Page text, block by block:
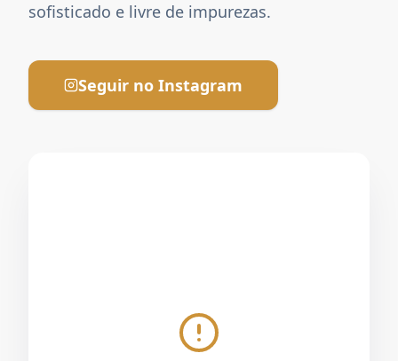
sofisticado e livre de impurezas.
Seguir no Instagram